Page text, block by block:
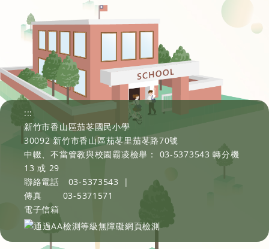
:::
新竹市香山區茄苳國民小學
30092 新竹市香山區茄苳里茄苳路70號
中輟、不當管教與校園霸凌檢舉： 03-5373543 轉分機
13 或 29
聯絡電話
03-5373543
|
傳真
03-5371571
電子信箱